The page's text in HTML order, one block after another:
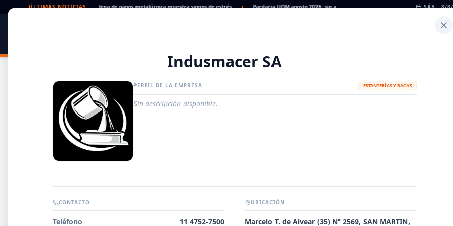
ÚLTIMAS NOTICIAS:
rechazados en alza: la cadena de pagos metalúrgica muestra signos de estrés • Paritaria UOM agosto 2026: sin acuerdo, siguen vigentes los valores de abril •
SÁB., 8/
DISTRIBUIDORES METALÚRGICAS FABRICANTES
Indusmacer SA
PERFIL DE LA EMPRESA ESTANTERÍAS Y RACKS
Sin descripción disponible.
CONTACTO
Teléfono 11 4752-7500
UBICACIÓN
Marcelo T. de Alvear (35) N° 2569, SAN MARTIN,